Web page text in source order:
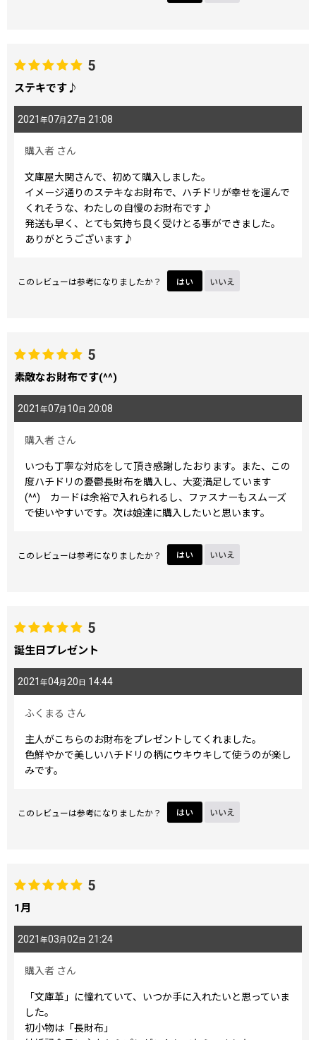
して満足です。5
ステキです♪
2021 年07月 27 日 21:08
購入者 さん
文庫屋大関さんで、初めて購入しました。
イメージ通りのステキなお財布で、ハチドリが幸せを運んで
くれそうな、わたしの自慢のお財布です♪
発送も早く、とても気持ち良く受けとる事ができました。
ありがとうございます♪
このレビューは参考になりましたか？ はい いいえ
5
素敵なお財布です(^^)
2021 年07月 10日 20:08
購入者 さん
いつも丁寧な対応をして頂き感謝したおります。また、この
度ハチドリの憂鬱長財布を購入し、大変満足しています
(^^) カードは余裕で入れられるし、ファスナーもスムーズ
で使いやすいです。次は娘達に購入したいと思います。
このレビューは参考になりましたか？ はい いいえ
5
誕生日プレゼント
2021 年04月 20日 14:44
ふくまる さん
主人がこちらのお財布をプレゼントしてくれました。
色鮮やかで美しいハチドリの柄にウキウキして使うのが楽し
みです。
このレビューは参考になりましたか？ はい いいえ
5
1月
2021 年03月 02 日 21:24
購入者 さん
「文庫革」に憧れていて、いつか手に入れたいと思っていま
した。
初小物は「長財布」